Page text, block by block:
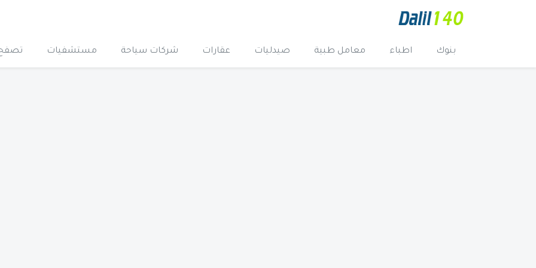
بنوك اطباء معامل طبية صيدليات عقارات شركات سياحة مستشفيات